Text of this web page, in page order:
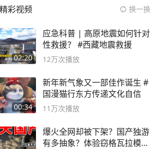
精彩视频 换一换
02:20
应急科普 | 高原地震如何针对
性救援？ #西藏地震救援
12万次播放
00:34
新年新气象又一部佳作诞生 #
国漫猫行东方传递文化自信
11万次播放
爆火全网却被下架？国产独游
有多抽象？体验窃格瓦拉模拟